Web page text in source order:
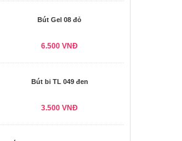
Bút Gel 08 đỏ
6.500 VNĐ
Bút bi TL 049 đen
3.500 VNĐ